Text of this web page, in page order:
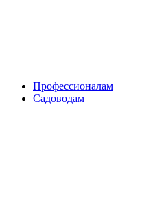
Профессионалам
Садоводам